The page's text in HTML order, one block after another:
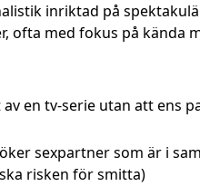
inriktad på
ofta med fokus på kända
en tv-serie utan att ens
sexpartner som är i
risken för smitta)